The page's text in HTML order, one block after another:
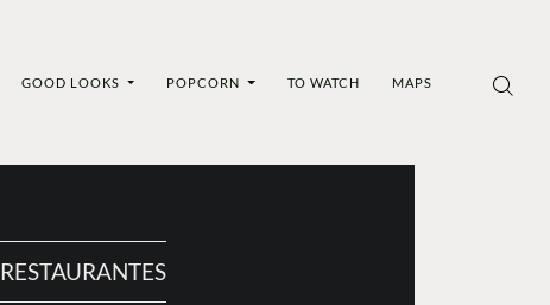
GOOD LOOKS POPCORN TO WATCH MAPS
RESTAURANTES